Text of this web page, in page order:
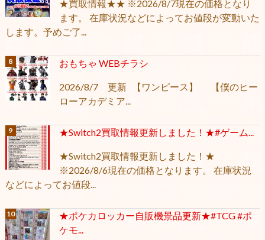
★買取情報★★ ※2026/8/7現在の価格となり
ます。 在庫状況などによってお値段が変動いた
します。予めご了...
おもちゃ WEBチラシ
2026/8/7 更新 【ワンピース】 【僕のヒー
ローアカデミア...
★Switch2買取情報更新しました！★#ゲーム...
★Switch2買取情報更新しました！★
※2026/8/6現在の価格となります。 在庫状況
などによってお値段...
★ポケカロッカー自販機景品更新★#TCG #ポ
ケモ...